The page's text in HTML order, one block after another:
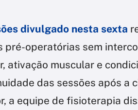
divulgado nesta sexta
pré-operatórias sem
ativação muscular e
das sessões após a
a equipe de fisioterapia